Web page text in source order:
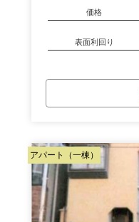
価格
表面利回り
アパート（一棟）